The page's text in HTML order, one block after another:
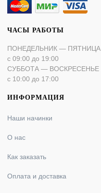
ЧАСЫ РАБОТЫ
ПОНЕДЕЛЬНИК — ПЯТНИЦА
с 09:00 до 19:00
СУББОТА — ВОСКРЕСЕНЬЕ
с 10:00 до 17:00
ИНФОРМАЦИЯ
Наши начинки
О нас
Как заказать
Оплата и доставка